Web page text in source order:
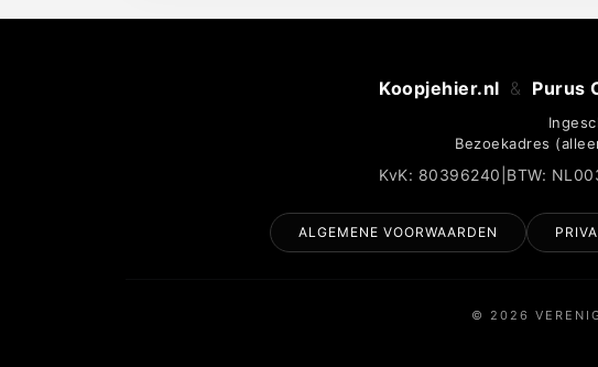
Koopjehier.nl & Purus
Bezoekadres
KvK: 80396240 BTW:
ALGEMENE VOORWAARDEN
© 2026